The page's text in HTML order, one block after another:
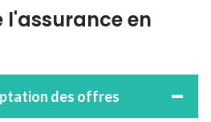
l'assurance en
des offres